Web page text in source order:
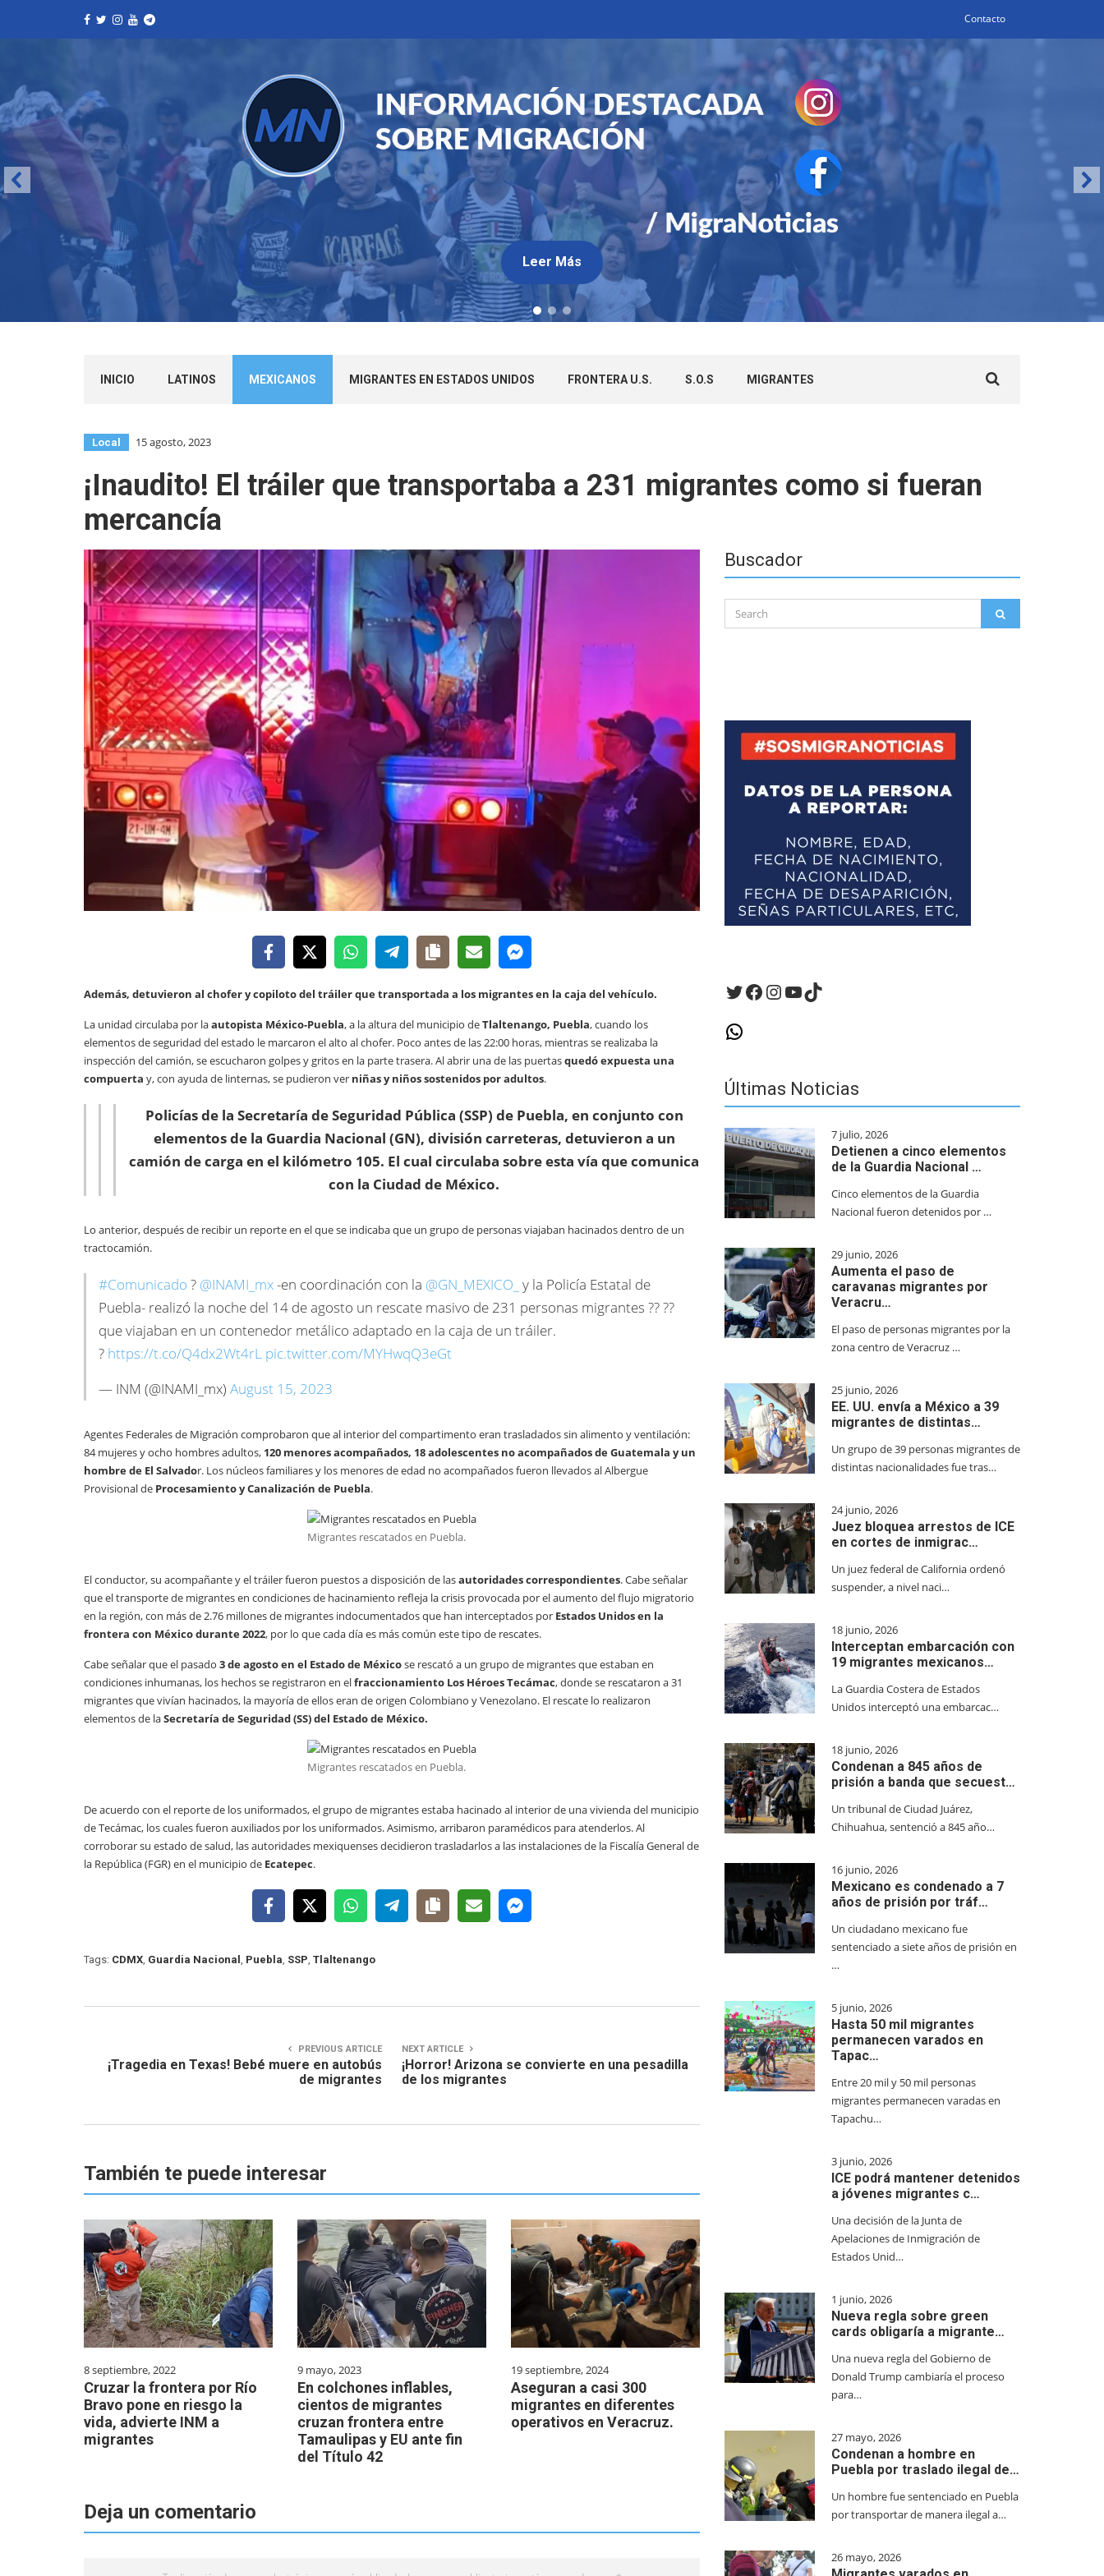
Contacto
Leer Más
INICIO LATINOS MEXICANOS MIGRANTES EN ESTADOS UNIDOS FRONTERA U.S. S.O.S MIGRANTES
for:
Local 15 agosto, 2023
¡Inaudito! El tráiler que transportaba a 231 migrantes como si fueran
mercancía
Además, detuvieron al chofer y copiloto del tráiler que transportada a los migrantes en la caja del vehículo.
La unidad circulaba por laautopista México-Puebla, a la altura del municipio deTlaltenango, Puebla, cuando los
elementos de seguridad del estado le marcaron el alto al chofer. Poco antes de las 22:00 horas, mientras se realizaba la
inspección del camión, se escucharon golpes y gritos en la parte trasera. Al abrir una de las puertasquedó expuesta una
compuerta y, con ayuda de linternas, se pudieron ver niñas y niños sostenidos por adultos.
Policías de la Secretaría de Seguridad Pública (SSP) de Puebla, en conjunto con
elementos de la Guardia Nacional (GN), división carreteras, detuvieron a un
camión de carga en el kilómetro 105. El cual circulaba sobre esta vía que comunica
con la Ciudad de México.
Lo anterior, después de recibir un reporte en el que se indicaba que un grupo de personas viajaban hacinados dentro de un
tractocamión.
#Comunicado ? @INAMI_mx-en coordinación con la @GN_MEXICO_ y la Policía Estatal de
Puebla- realizó la noche del 14 de agosto un rescate masivo de 231 personas migrantes ?? ??
que viajaban en un contenedor metálico adaptado en la caja de un tráiler.
? https://t.co/Q4dx2Wt4rL pic.twitter.com/MYHwqQ3eGt
— INM (@INAMI_mx) August 15, 2023
Agentes Federales de Migración comprobaron que al interior del compartimento eran trasladados sin alimento y ventilación:
84 mujeres y ocho hombres adultos, 120 menores acompañados, 18 adolescentes no acompañados de Guatemala y un
hombre de El Salvador. Los núcleos familiares y los menores de edad no acompañados fueron llevados al Albergue
Provisional de Procesamiento y Canalización de Puebla.
Migrantes rescatados en Puebla.
El conductor, su acompañante y el tráiler fueron puestos a disposición de lasautoridades correspondientes. Cabe señalar
que el transporte de migrantes en condiciones de hacinamiento refleja la crisis provocada por el aumento del flujo migratorio
en la región, con más de 2.76 millones de migrantes indocumentados que han interceptados por Estados Unidos en la
frontera con México durante 2022, por lo que cada día es más común este tipo de rescates.
Cabe señalar que el pasado 3 de agosto en el Estado de Méxicose rescató a un grupo de migrantes que estaban en
condiciones inhumanas, los hechos se registraron en elfraccionamiento Los Héroes Tecámac, donde se rescataron a 31
migrantes que vivían hacinados, la mayoría de ellos eran de origen Colombiano y Venezolano. El rescate lo realizaron
elementos de laSecretaría de Seguridad (SS) del Estado de México.
Migrantes rescatados en Puebla.
De acuerdo con el reporte de los uniformados, el grupo de migrantes estaba hacinado al interior de una vivienda del municipio
de Tecámac, los cuales fueron auxiliados por los uniformados. Asimismo, arribaron paramédicos para atenderlos. Al
corroborar su estado de salud, las autoridades mexiquenses decidieron trasladarlos a las instalaciones de la Fiscalía General de
la República (FGR) en el municipio de Ecatepec.
Tags: CDMX Guardia Nacional Puebla SSP Tlaltenango
PREVIOUS ARTICLE
¡Tragedia en Texas! Bebé muere en autobús
de migrantes
NEXT ARTICLE
¡Horror! Arizona se convierte en una pesadilla
de los migrantes
También te puede interesar
8 septiembre, 2022
Cruzar la frontera por Río
Bravo pone en riesgo la
vida, advierte INM a
migrantes
9 mayo, 2023
En colchones inflables,
cientos de migrantes
cruzan frontera entre
Tamaulipas y EU ante fin
del Título 42
19 septiembre, 2024
Aseguran a casi 300
migrantes en diferentes
operativos en Veracruz.
Deja un comentario
Buscador
for:
Twitter
Facebook
Instagram
YouTube
TikTok
WhatsApp
Últimas Noticias
7 julio, 2026
Detienen a cinco elementos
de la Guardia Nacional …
Cinco elementos de la Guardia
Nacional fueron detenidos por …
29 junio, 2026
Aumenta el paso de
caravanas migrantes por
Veracru…
El paso de personas migrantes por la
zona centro de Veracruz …
25 junio, 2026
EE. UU. envía a México a 39
migrantes de distintas…
Un grupo de 39 personas migrantes de
distintas nacionalidades fue tras…
24 junio, 2026
Juez bloquea arrestos de ICE
en cortes de inmigrac…
Un juez federal de California ordenó
suspender, a nivel naci…
18 junio, 2026
Interceptan embarcación con
19 migrantes mexicanos…
La Guardia Costera de Estados
Unidos interceptó una embarcac…
18 junio, 2026
Condenan a 845 años de
prisión a banda que secuest…
Un tribunal de Ciudad Juárez,
Chihuahua, sentenció a 845 año…
16 junio, 2026
Mexicano es condenado a 7
años de prisión por tráf…
Un ciudadano mexicano fue
sentenciado a siete años de prisión en
…
5 junio, 2026
Hasta 50 mil migrantes
permanecen varados en
Tapac…
Entre 20 mil y 50 mil personas
migrantes permanecen varadas en
Tapachu…
3 junio, 2026
ICE podrá mantener detenidos
a jóvenes migrantes c…
Una decisión de la Junta de
Apelaciones de Inmigración de
Estados Unid…
1 junio, 2026
Nueva regla sobre green
cards obligaría a migrante…
Una nueva regla del Gobierno de
Donald Trump cambiaría el proceso
para…
27 mayo, 2026
Condenan a hombre en
Puebla por traslado ilegal de…
Un hombre fue sentenciado en Puebla
por transportar de manera ilegal a…
26 mayo, 2026